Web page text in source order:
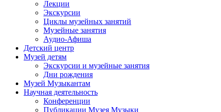
Лекции
Экскурсии
Циклы музейных занятий
Музейные занятия
Аудио-Афиша
Детский центр
Музей детям
Экскурсии и музейные занятия
Дни рождения
Музей Музыкантам
Научная деятельность
Конференции
Публикации Музея Музыки